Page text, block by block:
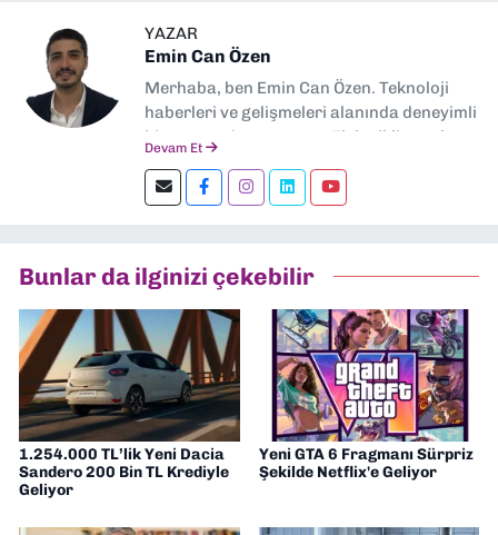
YAZAR
Emin Can Özen
Merhaba, ben Emin Can Özen. Teknoloji
haberleri ve gelişmeleri alanında deneyimli
bir gazeteci ve yazarım. Elektrikli araçlar,
en çok ilgi duyduğum konular.
Dokuzeylul.com’da yazar olarak görev
İzmir’den teknoloji dünyasına dair
yorumlarımı paylaşıyorum. Takipte kalın!
🚀
Devam Et
Bunlar da ilginizi çekebilir
1.254.000 TL’lik Yeni Dacia
Sandero 200 Bin TL Krediyle
Geliyor
Yeni GTA 6 Fragmanı Sürpriz
Şekilde Netflix'e Geliyor